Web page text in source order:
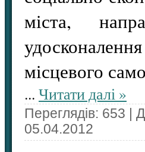
міста,
місцевого
... Читати далі »
Переглядів: 653 |
05.04.2012